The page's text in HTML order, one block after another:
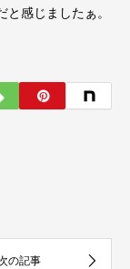
感じましたぁ。